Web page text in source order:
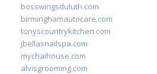
bosswingsduluth.com
birminghamautocare.com
tonyscountrykitchen.com
jbellasnailspa.com
mychaihouse.com
alvisgrooming.com